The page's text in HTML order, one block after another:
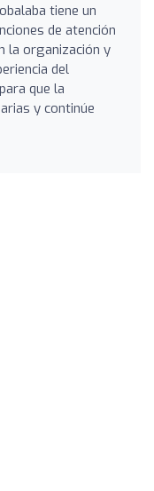
tiene un
de atención
la organización y
del
que la
y continúe